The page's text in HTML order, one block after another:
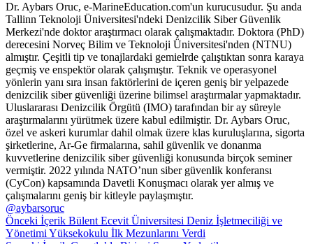
Dr. Aybars Oruc, e-MarineEducation.com'un kurucusudur. Şu anda
Tallinn Teknoloji Üniversitesi'ndeki Denizcilik Siber Güvenlik
Merkezi'nde doktor araştırmacı olarak çalışmaktadır. Doktora (PhD)
derecesini Norveç Bilim ve Teknoloji Üniversitesi'nden (NTNU)
almıştır. Çeşitli tip ve tonajlardaki gemielrde çalıştıktan sonra karaya
geçmiş ve enspektör olarak çalışmıştır. Teknik ve operasyonel
yönlerin yanı sıra insan faktörlerini de içeren geniş bir yelpazede
denizcilik siber güvenliği üzerine bilimsel araştırmalar yapmaktadır.
Uluslararası Denizcilik Örgütü (IMO) tarafından bir ay süreyle
araştırmalarını yürütmek üzere kabul edilmiştir. Dr. Aybars Oruc,
özel ve askeri kurumlar dahil olmak üzere klas kuruluşlarına, sigorta
şirketlerine, Ar-Ge firmalarına, sahil güvenlik ve donanma
kuvvetlerine denizcilik siber güvenliği konusunda birçok seminer
vermiştir. 2022 yılında NATO’nun siber güvenlik konferansı
(CyCon) kapsamında Davetli Konuşmacı olarak yer almış ve
çalışmalarını geniş bir kitleyle paylaşmıştır.
@aybarsoruc
Önceki İçerik Bülent Ecevit Üniversitesi Deniz İşletmeciliği ve
Yönetimi Yüksekokulu İlk Mezunlarını Verdi